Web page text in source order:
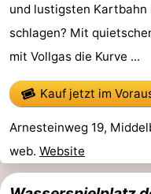
und lustigsten Kartbahn
schlagen? Mit
mit Vollgas die Kurve ...
Kauf jetzt im
Arnesteinweg 19,
web. Website